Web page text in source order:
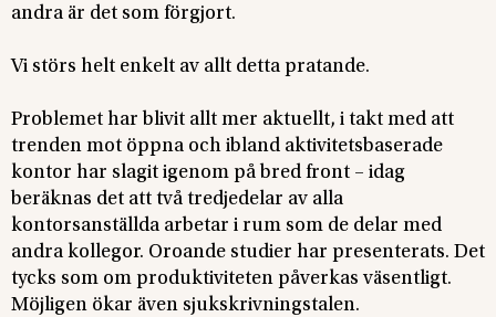
andra är det som förgjort.
Vi störs helt enkelt av allt detta pratande.
Problemet har blivit allt mer aktuellt, i takt med att
trenden mot öppna och ibland aktivitetsbaserade
kontor har slagit igenom på bred front – idag
beräknas det att två tredjedelar av alla
kontorsanställda arbetar i rum som de delar med
andra kollegor. Oroande studier har presenterats. Det
tycks som om produktiviteten påverkas väsentligt.
Möjligen ökar även sjukskrivningstalen.